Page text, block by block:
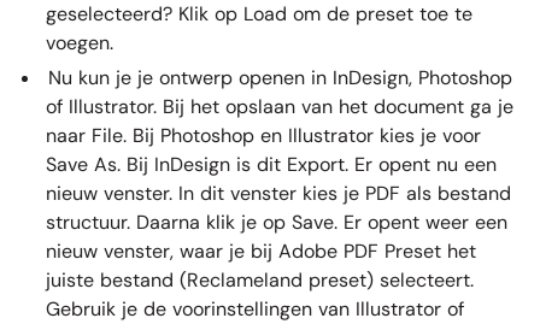
geselecteerd? Klik op Load om de preset toe te
voegen.
Nu kun je je ontwerp openen in InDesign, Photoshop
of Illustrator. Bij het opslaan van het document ga je
naar File. Bij Photoshop en Illustrator kies je voor
Save As. Bij InDesign is dit Export. Er opent nu een
nieuw venster. In dit venster kies je PDF als bestand
structuur. Daarna klik je op Save. Er opent weer een
nieuw venster, waar je bij Adobe PDF Preset het
juiste bestand (Reclameland preset) selecteert.
Gebruik je de voorinstellingen van Illustrator of